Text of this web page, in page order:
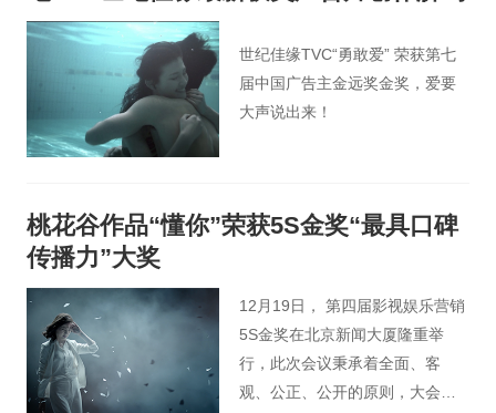
世纪佳缘TVC“勇敢爱” 荣获第七
届中国广告主金远奖金奖，爱要
大声说出来！
桃花谷作品“懂你”荣获5S金奖“最具口碑
传播力”大奖
12月19日， 第四届影视娱乐营销
5S金奖在北京新闻大厦隆重举
行，此次会议秉承着全面、客
观、公正、公开的原则，大会评